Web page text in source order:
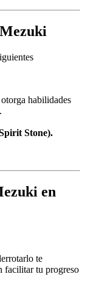
habilidades
Stone).
en
te
facilitar tu progreso